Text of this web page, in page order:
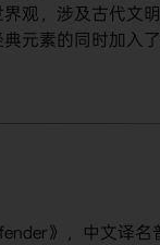
观，涉及古代文
元素的同时加入
》，中文译